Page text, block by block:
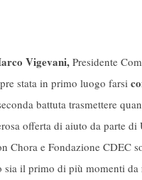
Vigevani, Presidente
stata in primo luogo farsi
battuta trasmettere
offerta di aiuto da parte
Chora e Fondazione CDEC
sia il primo di più momenti